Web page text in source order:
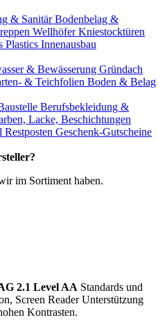
& SanitärBodenbelag &
Wellhöfer Kniestocktüren
Plastics Innenausbau
& Bewässerung Gründach
& Teichfolien Boden & Belag
Berufsbekleidung &
Lacke, Beschichtungen
Restposten Geschenk-Gutscheine
im Sortiment haben.
2.1 Level AA Standards und
Screen Reader Unterstützung
Kontrasten.